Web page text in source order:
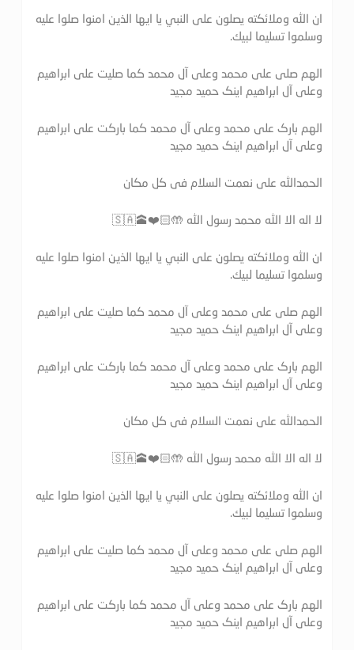
ان الله وملائكته يصلون على النبي يا ايها الذين امنوا صلوا عليه
وسلموا تسليما لبيك.
الهم صلی علی محمد وعلی آل محمد کما صلیت علی ابراهیم
وعلی آل ابراهیم اینک حمید مجید
الهم بارک علی محمد وعلی آل محمد کما بارکت علی ابراهیم
وعلی آل ابراهیم اینک حمید مجید
الحمدالله علی نعمت السلام فی کل مکان
لا اله الا الله محمد رسول الله 🤲🏻❤️🕋🇸🇦
ان الله وملائكته يصلون على النبي يا ايها الذين امنوا صلوا عليه
وسلموا تسليما لبيك.
الهم صلی علی محمد وعلی آل محمد کما صلیت علی ابراهیم
وعلی آل ابراهیم اینک حمید مجید
الهم بارک علی محمد وعلی آل محمد کما بارکت علی ابراهیم
وعلی آل ابراهیم اینک حمید مجید
الحمدالله علی نعمت السلام فی کل مکان
لا اله الا الله محمد رسول الله 🤲🏻❤️🕋🇸🇦
ان الله وملائكته يصلون على النبي يا ايها الذين امنوا صلوا عليه
وسلموا تسليما لبيك.
الهم صلی علی محمد وعلی آل محمد کما صلیت علی ابراهیم
وعلی آل ابراهیم اینک حمید مجید
الهم بارک علی محمد وعلی آل محمد کما بارکت علی ابراهیم
وعلی آل ابراهیم اینک حمید مجید